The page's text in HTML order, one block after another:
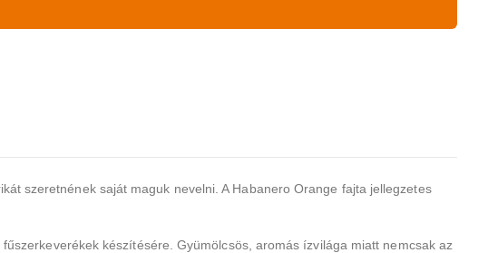
szeretnének saját maguk nevelni. A Habanero Orange fajta jellegzetes
készítésére. Gyümölcsös, aromás ízvilága miatt nemcsak az